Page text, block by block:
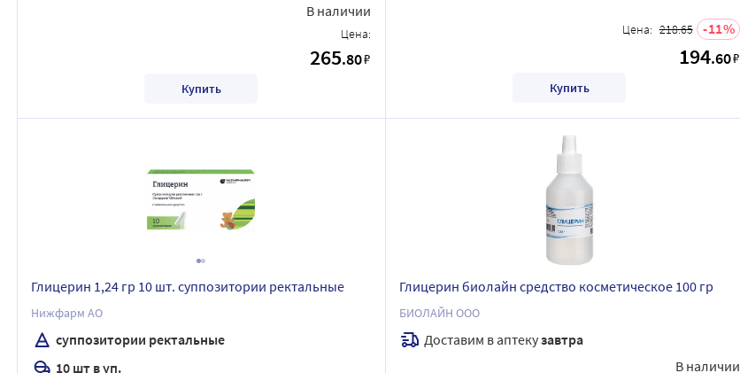
В наличии
Цена:
265.80₽
Купить
Цена: 218.65 11
194.60₽
Купить
Глицерин 1,24 гр 10 шт. суппозитории ректальные
Нижфарм АО
суппозитории ректальные
10 шт в уп.
Глицерин биолайн средство косметическое 100 гр
БИОЛАЙН ООО
Доставим в аптекузавтра
В наличии